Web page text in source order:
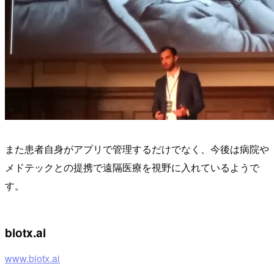
また患者自身がアプリで管理するだけでなく、今後は病院や
メドテックとの提携で遠隔医療を視野に入れているようで
す。
biotx.ai
www.biotx.ai